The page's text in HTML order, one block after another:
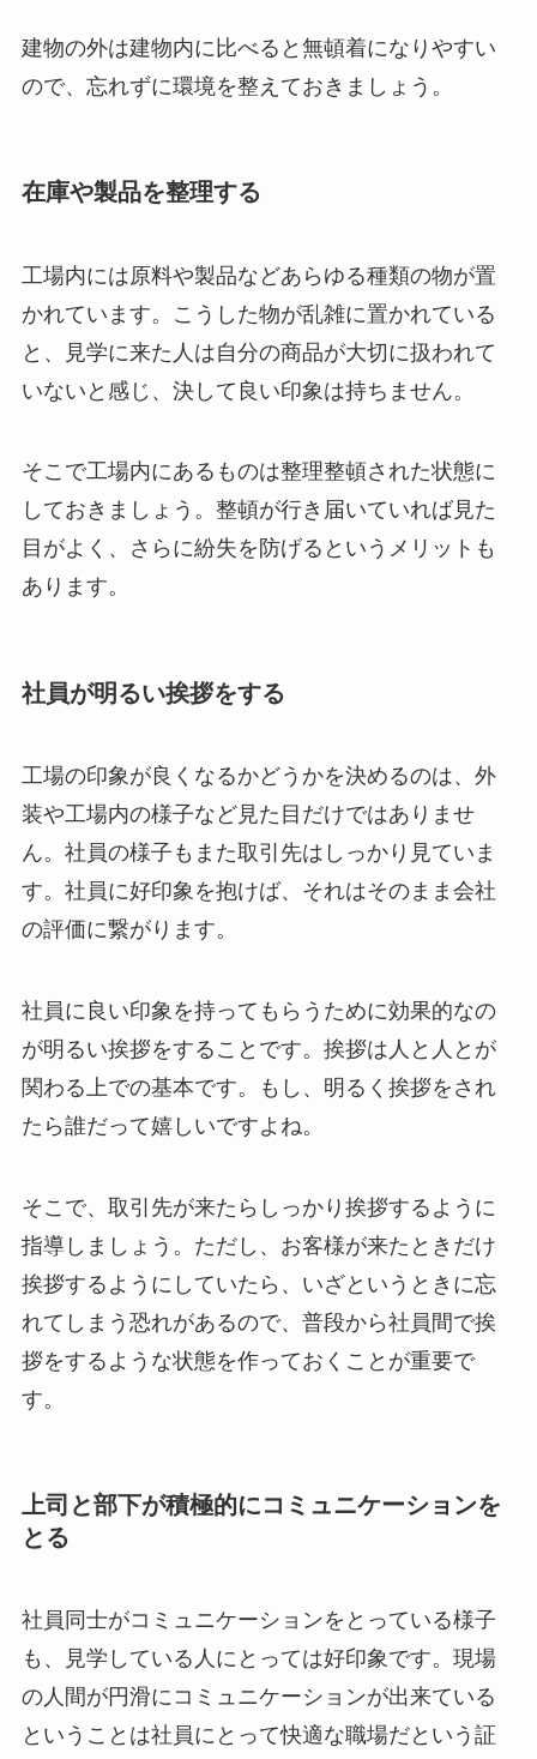
建物の外は建物内に比べると無頓着になりやすい
ので、忘れずに環境を整えておきましょう。
在庫や製品を整理する
工場内には原料や製品などあらゆる種類の物が置
かれています。こうした物が乱雑に置かれている
と、見学に来た人は自分の商品が大切に扱われて
いないと感じ、決して良い印象は持ちません。
そこで工場内にあるものは整理整頓された状態に
しておきましょう。整頓が行き届いていれば見た
目がよく、さらに紛失を防げるというメリットも
あります。
社員が明るい挨拶をする
工場の印象が良くなるかどうかを決めるのは、外
装や工場内の様子など見た目だけではありませ
ん。社員の様子もまた取引先はしっかり見ていま
す。社員に好印象を抱けば、それはそのまま会社
の評価に繋がります。
社員に良い印象を持ってもらうために効果的なの
が明るい挨拶をすることです。挨拶は人と人とが
関わる上での基本です。もし、明るく挨拶をされ
たら誰だって嬉しいですよね。
そこで、取引先が来たらしっかり挨拶するように
指導しましょう。ただし、お客様が来たときだけ
挨拶するようにしていたら、いざというときに忘
れてしまう恐れがあるので、普段から社員間で挨
拶をするような状態を作っておくことが重要で
す。
上司と部下が積極的にコミュニケーションを
とる
社員同士がコミュニケーションをとっている様子
も、見学している人にとっては好印象です。現場
の人間が円滑にコミュニケーションが出来ている
ということは社員にとって快適な職場だという証